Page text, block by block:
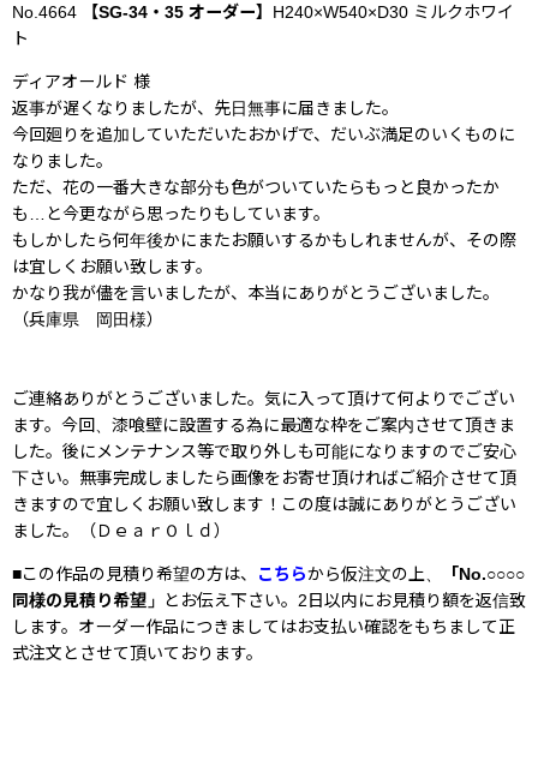
No.4664 【SG-34・35 オーダー】 H240×W540×D30 ミルクホワイ
ト
ディアオールド 様
返事が遅くなりましたが、先日無事に届きました。
今回廻りを追加していただいたおかげで、だいぶ満足のいくものに
なりました。
ただ、花の一番大きな部分も色がついていたらもっと良かったか
も…と今更ながら思ったりもしています。
もしかしたら何年後かにまたお願いするかもしれませんが、その際
は宜しくお願い致します。
かなり我が儘を言いましたが、本当にありがとうございました。
（兵庫県 岡田様）
ご連絡ありがとうございました。気に入って頂けて何よりでござい
ます。今回、漆喰壁に設置する為に最適な枠をご案内させて頂きま
した。後にメンテナンス等で取り外しも可能になりますのでご安心
下さい。無事完成しましたら画像をお寄せ頂ければご紹介させて頂
きますので宜しくお願い致します！この度は誠にありがとうござい
ました。（ＤｅａｒＯｌｄ）
■この作品の見積り希望の方は、 こちらから仮注文の上、
「No.○○○○
同様の見積り希望」 とお伝え下さい。2日以内にお見積り額を返信致
します。オーダー作品につきましてはお支払い確認をもちまして正
式注文とさせて頂いております。